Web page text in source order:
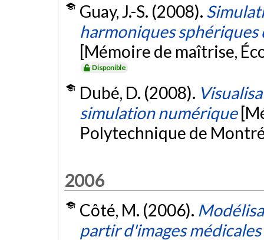
Guay, J.-S. (2008).
harmoniques sphériques
[Mémoire de maîtrise,
Disponible
Dubé, D. (2008).
simulation numérique
Polytechnique de
2006
Côté, M. (2006).
partir d'images